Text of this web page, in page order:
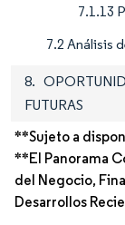
7.1.13
7.2 Análisis
8.
FUTURAS
**Sujeto a
**El Panorama
del Negocio,
Desarrollos